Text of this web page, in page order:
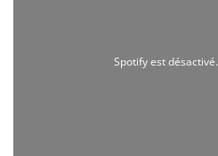
Spotify est désactivé.